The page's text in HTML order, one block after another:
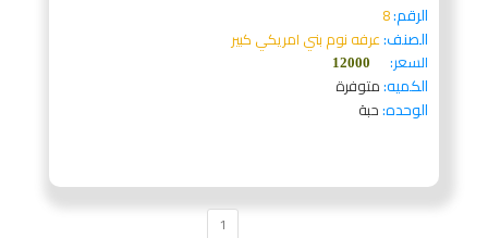
الرقم:8
الصنف:عرفه نوم بني امريكي كبير
السعر:
12000
الكميه:متوفرة
الوحده:حبة
1